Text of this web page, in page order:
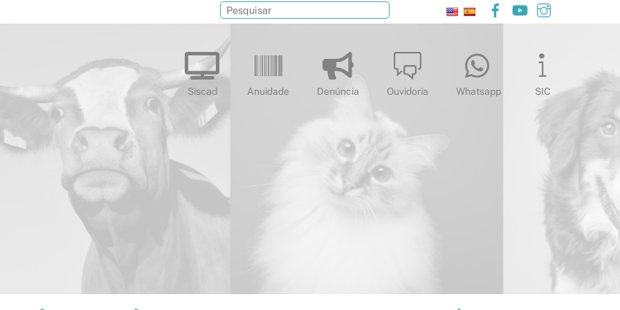
Facebook
YouTube
Siscad Anuidade Denúncia Ouvidoria Whatsapp SIC